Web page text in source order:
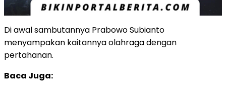
Di awal sambutannya Prabowo Subianto
menyampakan kaitannya olahraga dengan
pertahanan.
Baca Juga: